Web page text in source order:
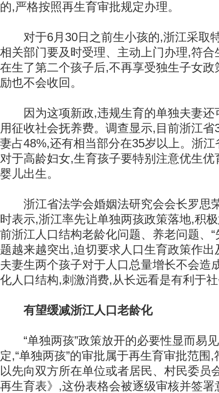
的,严格按照再生育审批规定办理。
对于6月30日之前生小孩的,浙江采取
相关部门要及时受理、主动上门办理,符合
在生了第二个孩子后,不再享受独生子女
励也不会收回。
因为这项新政,违规生育的单独夫妻还
用征收社会抚养费。调查显示,目前浙江
妻占48%,还有相当部分在35岁以上。浙
对于高龄妇女,生育孩子要特别注意优生
婴儿出生。
浙江省法学会婚姻法研究会会长罗思
时表示,浙江率先让单独两孩政策落地,积
前浙江人口结构老龄化问题、养老问题、“
题越来越突出,迫切要求人口生育政策作
夫妻生两个孩子对于人口总量增长不会造
化人口结构,刺激消费,从长远看是有利于
有望缓减浙江人口老龄化
“单独两孩”政策放开的必要性显而易
定,“单独两孩”的审批属于再生育审批范围
以先向双方所在单位或者居民、村民委员
再生育表》,这份表格会被逐级审核并签